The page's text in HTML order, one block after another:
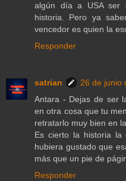
algún día a USA ser
historia. Pero ya
vencedor es quien la
Responder
satrian
26 de junio
Antara - Dejas de ser
en otra cosa que tu
retratarlo muy bien en
Es cierto la historia la
hubiera gustado que
más que un pie de
Responder